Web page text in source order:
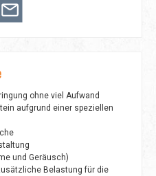
ohne viel Aufwand
aufgrund einer speziellen
und Geräusch)
Belastung für die